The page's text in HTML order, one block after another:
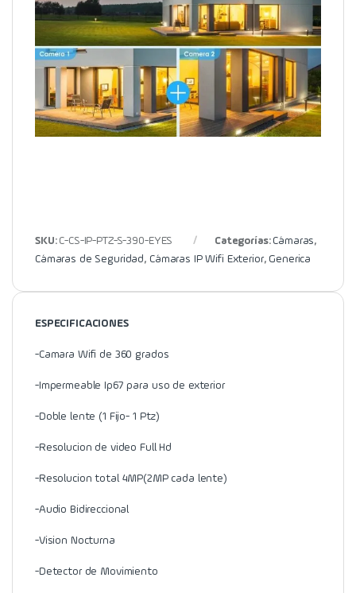
SKU: C-CS-IP-PTZ-S-390-EYES Categorías: Cámaras,
Cámaras de Seguridad, Cámaras IP Wifi Exterior, Generica
ESPECIFICACIONES
-Camara Wifi de 360 grados
-Impermeable Ip67 para uso de exterior
-Doble lente (1 Fijo- 1 Ptz)
-Resolucion de video Full Hd
-Resolucion total 4MP(2MP cada lente)
-Audio Bidireccional
-Vision Nocturna
-Detector de Movimiento